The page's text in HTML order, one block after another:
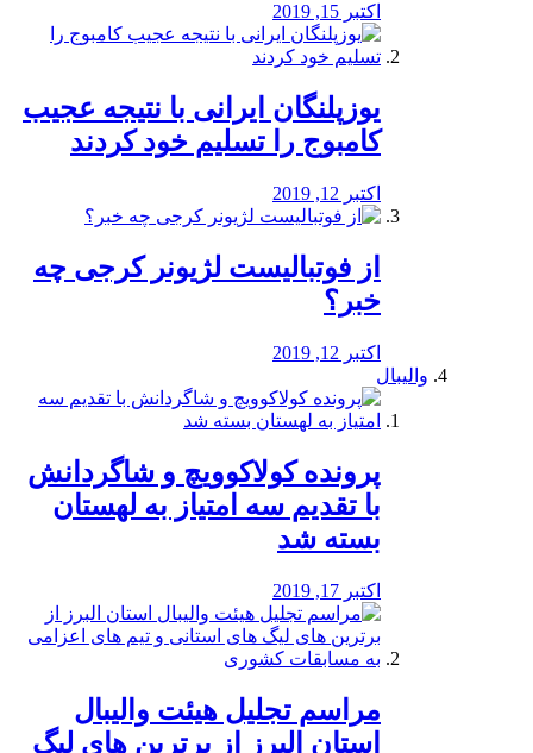
اکتبر 15, 2019
یوزپلنگان ایرانی با نتیجه عجیب
کامبوج را تسلیم خود کردند
اکتبر 12, 2019
از فوتبالیست لژیونر کرجی چه
خبر؟
اکتبر 12, 2019
والیبال
پرونده کولاکوویچ و شاگردانش
با تقدیم سه امتیاز به لهستان
بسته شد
اکتبر 17, 2019
مراسم تجلیل هیئت والیبال
استان البرز از برترین های لیگ